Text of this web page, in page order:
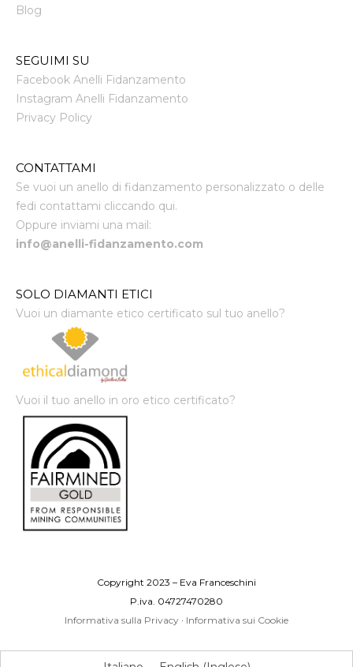
Blog
SEGUIMI SU
Facebook Anelli Fidanzamento
Instagram Anelli Fidanzamento
Privacy Policy
CONTATTAMI
Se vuoi un anello di fidanzamento personalizzato o delle
fedi contattami cliccando qui.
Oppure inviami una mail:
info@anelli-fidanzamento.com
SOLO DIAMANTI ETICI
Vuoi un diamante etico certificato sul tuo anello?
Vuoi il tuo anello in oro etico certificato?
Copyright 2023 – Eva Franceschini
P.iva. 04727470280
Informativa sulla Privacy · Informativa sui Cookie